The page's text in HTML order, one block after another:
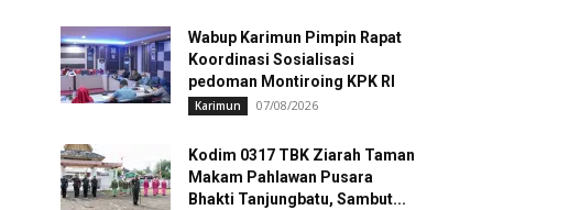
Wabup Karimun Pimpin Rapat
Koordinasi Sosialisasi
pedoman Montiroing KPK RI
Karimun 07/08/2026
Kodim 0317 TBK Ziarah Taman
Makam Pahlawan Pusara
Bhakti Tanjungbatu, Sambut...